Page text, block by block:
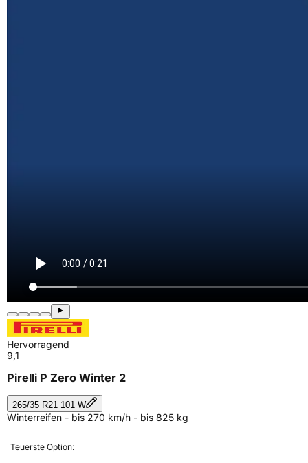
Hervorragend
9,1
Pirelli P Zero Winter 2
265/35 R21 101 W
Winterreifen - bis 270 km/h - bis 825 kg
Teuerste Option: